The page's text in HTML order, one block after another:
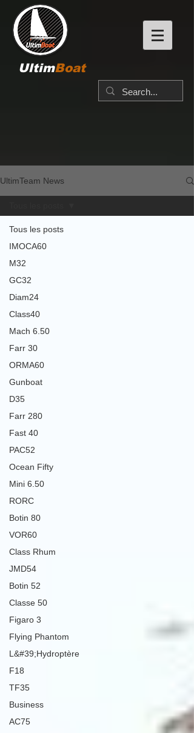
UltimBoat
UltimTeam News
Tous les posts
IMOCA60
M32
GC32
Diam24
Class40
Mach 6.50
Farr 30
ORMA60
Gunboat
D35
Farr 280
Fast 40
PAC52
Ocean Fifty
Mini 6.50
RORC
Botin 80
VOR60
Class Rhum
JMD54
Botin 52
Classe 50
Figaro 3
Flying Phantom
L&#39;Hydroptère
F18
TF35
Business
AC75